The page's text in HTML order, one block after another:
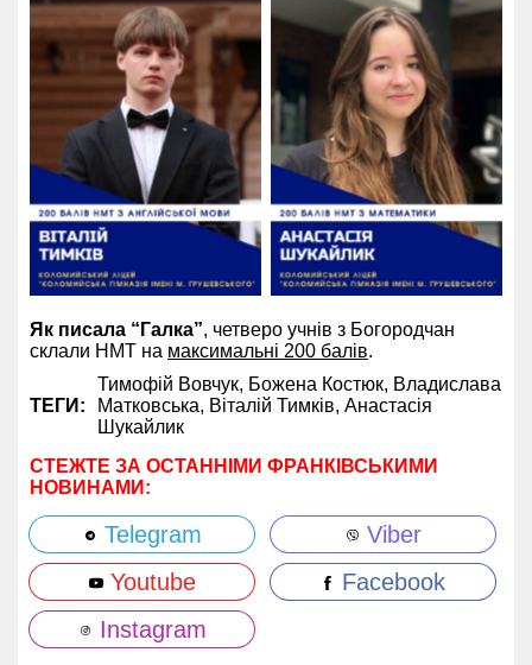
Як писала “Галка”, четверо учнів з Богородчан
склали НМТ на максимальні 200 балів.
ТЕГИ:
Тимофій Вовчук, Божена Костюк, Владислава
Матковська, Віталій Тимків, Анастасія
Шукайлик
СТЕЖТЕ ЗА ОСТАННІМИ ФРАНКІВСЬКИМИ
НОВИНАМИ:
Telegram
Viber
Youtube
Facebook
Instagram